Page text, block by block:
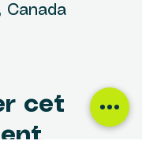
Canada
cet